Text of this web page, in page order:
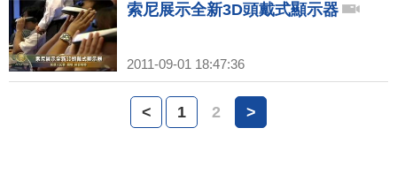
索尼展示全新3D頭戴式顯示器
2011-09-01 18:47:36
< 1 2 >